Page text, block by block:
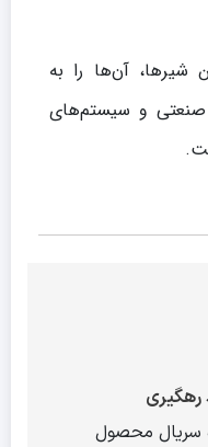
آن‌ها را به
صنعتی و سیستم‌های
رهگیری
سریال محصول